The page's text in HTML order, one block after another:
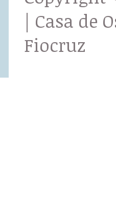
| Casa de
Fiocruz